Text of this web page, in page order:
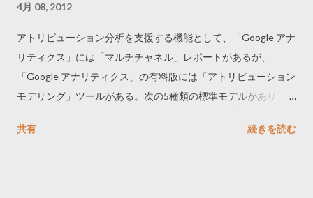
4月 08, 2012
アトリビューション分析を支援する機能として、「Google アナ
リティクス」には「マルチチャネル」レポートがあるが、
「Google アナリティクス」の有料版には「アトリビューション
モデリング」ツールがある。次の5種類の標準モデルがあり、モ
タマイズもできる。 ------------------------------ 1. Last Interaction
共有 続きを読む